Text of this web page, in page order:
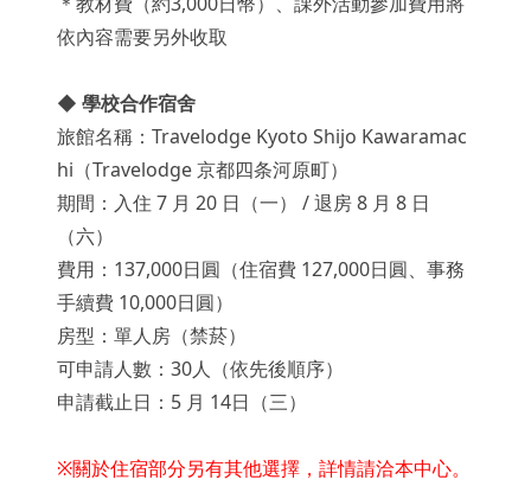
依內容需要另外收取
◆ 學校合作宿舍
旅館名稱：Travelodge Kyoto Shijo Kawaramac
hi（Travelodge 京都四条河原町）
期間：入住 7 月 20 日（一） / 退房 8 月 8 日
（六）
費用：137,000日圓（住宿費 127,000日圓、事務
手續費 10,000日圓）
房型：單人房（禁菸）
可申請人數：30人（依先後順序）
申請截止日：5 月 14日（三）
※關於住宿部分另有其他選擇，詳情請洽本中心。